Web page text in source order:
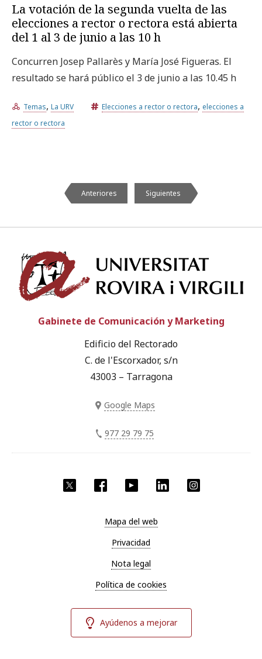
La votación de la segunda vuelta de las
elecciones a rector o rectora está abierta
del 1 al 3 de junio a las 10 h
Concurren Josep Pallarès y María José Figueras. El
resultado se hará público el 3 de junio a las 10.45 h
Temas, La URV Elecciones a rector o rectora, elecciones a
rector o rectora
Anteriores Siguientes
Twitter Facebook YouTube LinkedIn
Gabinete de Comunicación y Marketing
Edificio del Rectorado
C. de l'Escorxador, s/n
43003 – Tarragona
Google Maps
977 29 79 75
Mapa del web
Privacidad
Nota legal
Política de cookies
Ayúdenos a mejorar